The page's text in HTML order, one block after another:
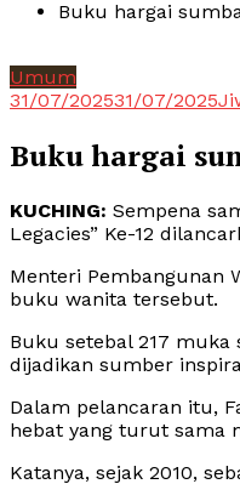
Buku hargai
Umum
31/07/202531/07/2025
Buku hargai
KUCHING: Sempena
Legacies” Ke-12
Menteri Pembangunan
buku wanita tersebut.
Buku setebal 217
dijadikan sumber
Dalam pelancaran itu,
hebat yang turut sama
Katanya, sejak 2010,